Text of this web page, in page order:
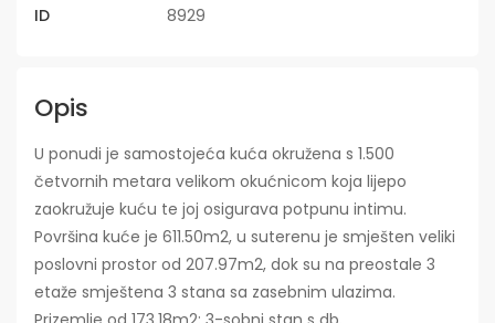
ID
8929
Opis
U ponudi je samostojeća kuća okružena s 1.500
četvornih metara velikom okućnicom koja lijepo
zaokružuje kuću te joj osigurava potpunu intimu.
Površina kuće je 611.50m2, u suterenu je smješten veliki
poslovni prostor od 207.97m2, dok su na preostale 3
etaže smještena 3 stana sa zasebnim ulazima.